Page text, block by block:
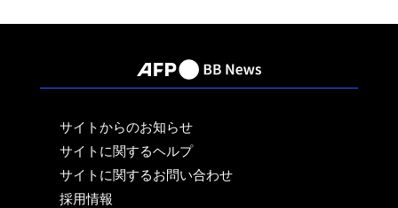
サイトからのお知らせ
サイトに関するヘルプ
サイトに関するお問い合わせ
採用情報